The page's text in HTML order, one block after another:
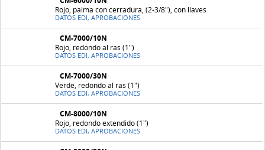
Rojo, palma con cerradura, (2-3/8"), con llaves
DATOS EDI, APROBACIONES
CM-7000/10N
Rojo, redondo al ras (1")
DATOS EDI, APROBACIONES
CM-7000/30N
Verde, redondo al ras (1")
DATOS EDI, APROBACIONES
CM-8000/10N
Rojo, redondo extendido (1")
DATOS EDI, APROBACIONES